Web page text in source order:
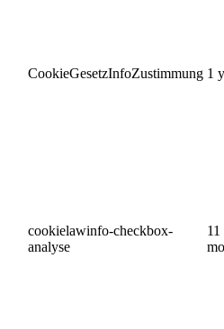
CookieGesetzInfoZustimmung 1
cookielawinfo-checkbox-
analyse
11